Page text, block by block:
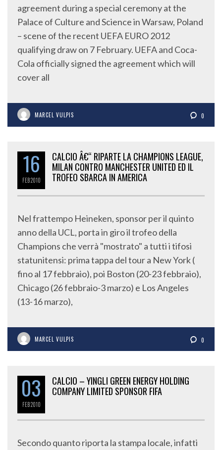
agreement during a special ceremony at the
Palace of Culture and Science in Warsaw, Poland
– scene of the recent UEFA EURO 2012
qualifying draw on 7 February. UEFA and Coca-
Cola officially signed the agreement which will
cover all
MARCEL VULPIS 0
16
FEB2010
CALCIO Â€“ RIPARTE LA CHAMPIONS LEAGUE,
MILAN CONTRO MANCHESTER UNITED ED IL
TROFEO SBARCA IN AMERICA
Nel frattempo Heineken, sponsor per il quinto
anno della UCL, porta in giro il trofeo della
Champions che verrà "mostrato" a tutti i tifosi
statunitensi: prima tappa del tour a New York (
fino al 17 febbraio), poi Boston (20-23 febbraio),
Chicago (26 febbraio-3 marzo) e Los Angeles
(13-16 marzo),
MARCEL VULPIS 0
03
FEB2010
CALCIO – YINGLI GREEN ENERGY HOLDING
COMPANY LIMITED SPONSOR FIFA
Secondo quanto riporta la stampa locale, infatti